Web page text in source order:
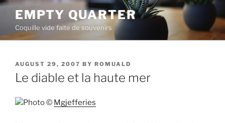
Skip
content
EMPTY QUARTER
Coquille vide faite de souvenirs
POSTED
ON
AUGUST 29, 2007 BY ROMUALD
Le diable et la haute mer
Photo © Mgjefferies